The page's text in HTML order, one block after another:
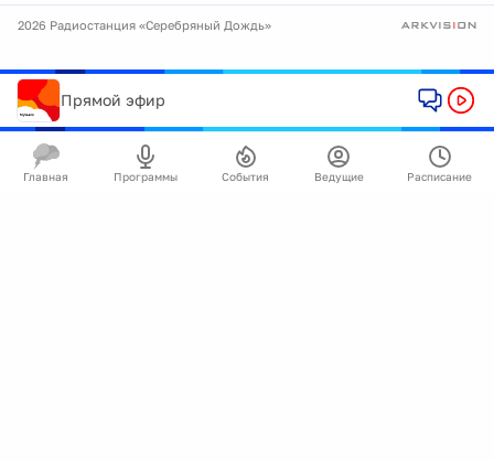
2026 Радиостанция «Серебряный Дождь»
Прямой эфир
Главная Программы События Ведущие Расписание